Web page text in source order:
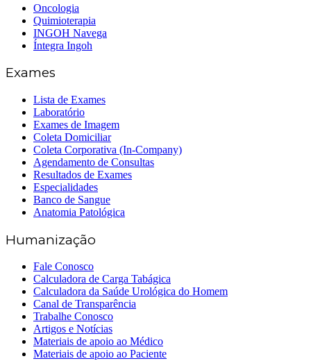
Oncologia
Quimioterapia
INGOH Navega
Íntegra Ingoh
Exames
Lista de Exames
Laboratório
Exames de Imagem
Coleta Domiciliar
Coleta Corporativa (In-Company)
Agendamento de Consultas
Resultados de Exames
Especialidades
Banco de Sangue
Anatomia Patológica
Humanização
Fale Conosco
Calculadora de Carga Tabágica
Calculadora da Saúde Urológica do Homem
Canal de Transparência
Trabalhe Conosco
Artigos e Notícias
Materiais de apoio ao Médico
Materiais de apoio ao Paciente